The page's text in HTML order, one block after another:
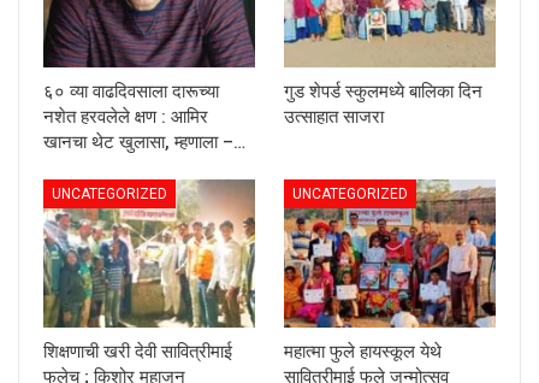
६० व्या वाढदिवसाला दारूच्या
नशेत हरवलेले क्षण : आमिर
खानचा थेट खुलासा, म्हणाला –…
गुड शेपर्ड स्कुलमध्ये बालिका दिन
उत्साहात साजरा
UNCATEGORIZED
शिक्षणाची खरी देवी सावित्रीमाई
फुलेच ; किशोर महाजन
UNCATEGORIZED
महात्मा फुले हायस्कूल येथे
सावित्रीमाई फुले जन्मोत्सव